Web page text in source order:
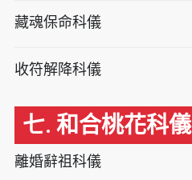
藏魂保命科儀
收符解降科儀
七. 和合桃花科儀
離婚辭祖科儀